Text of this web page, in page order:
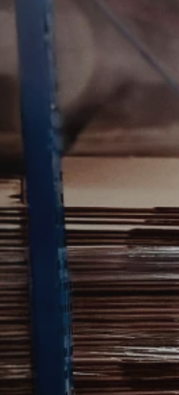
i
møl skaber
få den rette